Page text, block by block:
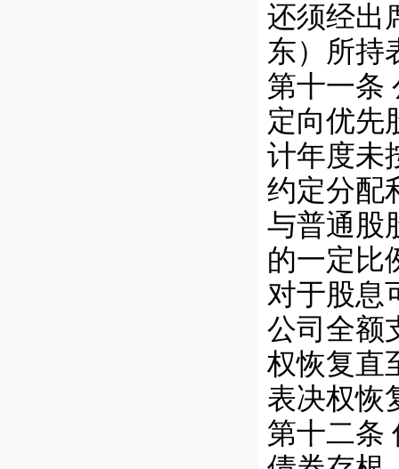
还须经出
东）所持
第十一条
定向优先
计年度未
约定分配
与普通股
的一定比
对于股息
公司全额
权恢复直
表决权恢
第十二条